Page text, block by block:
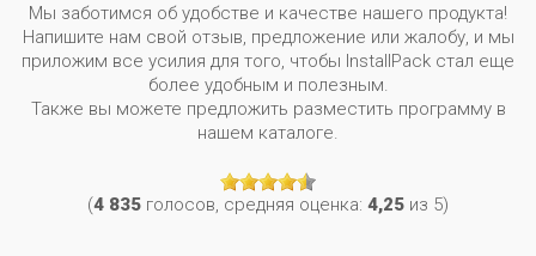
Мы заботимся об удобстве и качестве нашего продукта!
Напишите нам свой отзыв, предложение или жалобу, и мы
приложим все усилия для того, чтобы InstallPack стал еще
более удобным и полезным.
Также вы можете предложить разместить программу в
нашем каталоге.
(4 835 голосов, средняя оценка: 4,25 из 5)